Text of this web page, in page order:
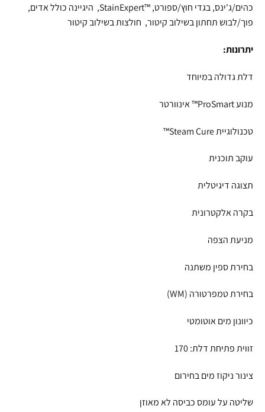
כהים/ג'ינס, בגדי חוץ/ספורט, ™StainExpert, היגיינה כולל אדים,
פוך/לבוש תחתון בשילוב קיטור, חולצות בשילוב קיטור
יתרונות:
דלת גדולה במיוחד
מנוע ProSmart™ אינוורטר
טכנולוגיית Steam Cure™
עוקב תוכנית
תצוגה דיגיטלית
בקרה אלקטרונית
מניעת הצפה
בחירת ספין משתנה
בחירת טמפרטורה (WM)
כיוונון מים אוטומטי
זווית פתיחת דלת: 170
צינור ניקוז מים בחירום
שליטה על עומס כביסה לא מאוזן